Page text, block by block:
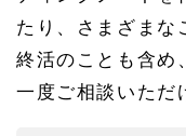
たり、さまざまな
終活のことも含め
一度ご相談いただ